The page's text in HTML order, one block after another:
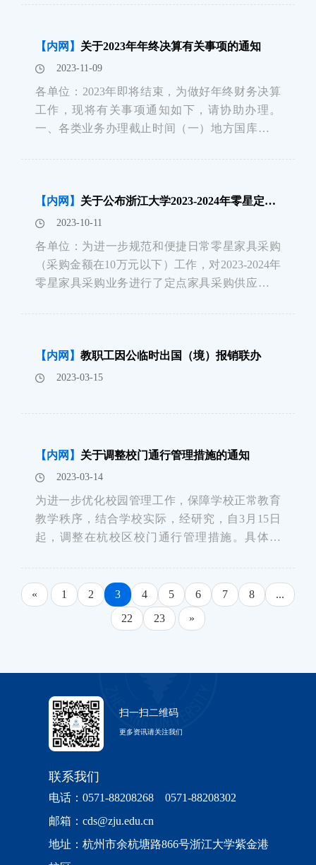
区域（农医图书馆供暖时间因工程改造预计于
【内网】 关于2023年年终决算有关事项的通知
2023-11-09
各单位：2023年即将结束，为做好年终财务决算
工作，现将有关事项通知如下，请协助办理。
一、各类业务办理截止时间（一）地方国库集中
不等候预约截至12月21日，预
【内网】 关于公布浙江大学2023-2024年零星定点家具采购供应商、价格的通知
2023-10-11
各单位：为进一步规范和便捷日常零星家具采购
（采购金额在10万元以下）工作，对2023-2024年
零星家具采购业务进行了定点家具采购供应商资
件）发给你们，请按照家具资产管理有
【内网】 教职工因公临时出国（境）报销联办
2023-03-15
【内网】 关于调整校门通行管理措施的通知
2023-03-14
为进一步优化校园管理工作，保障学校正常教育
教学秩序，结合学校实际，经研究，自3月15日
起，调整在杭校区校门通行管理措施。具体如
车等）及执行任务的特种车辆（警车、救护车
等）可通行。二、人员通行1.师生员工、离退休人
« 1 2 3 4 5 6 7 8
...
22
23 »
扫一扫二维码
更多资讯请关注我们
联系我们
电话：0571-88208268 0571-88208302
邮箱：cds@zju.edu.cn
地址：杭州市余杭塘路866号浙江大学紫金港